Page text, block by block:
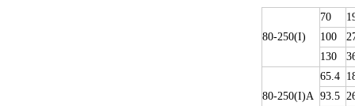
80-250(I)
70
100
130
80-250(I)A
65.4
93.5